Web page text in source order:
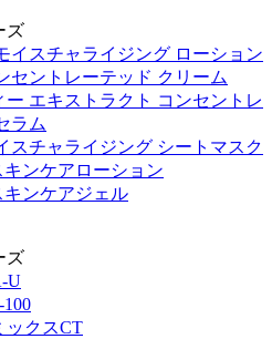
イスチャライジング ローション
セントレーテッド クリーム
ー エキストラクト コンセントレ
ラム
スチャライジング シートマスク
キンケアローション
キンケアジェル
U
ックスCT